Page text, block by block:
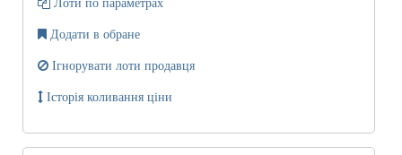
Лоти по параметрах
Додати в обране
Ігнорувати лоти продавця
Історія коливання ціни